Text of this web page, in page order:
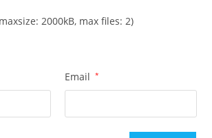
2000kB, max files: 2)
Email *